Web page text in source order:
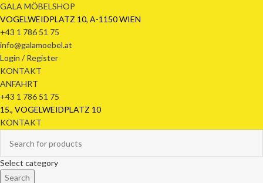
GALA MÖBELSHOP
VOGELWEIDPLATZ 10, A-1150 WIEN
+43 1 786 51 75
info@galamoebel.at
Login / Register
KONTAKT
ANFAHRT
+43 1 786 51 75
15., VOGELWEIDPLATZ 10
KONTAKT
Select category
Search